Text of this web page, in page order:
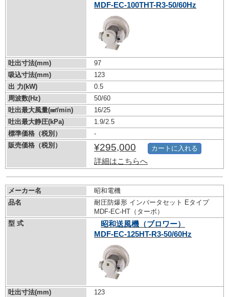
MDF-EC-100THT-R3-50/60Hz
吐出寸法(mm)
97
吸込寸法(mm)
123
出 力(kW)
0.5
周波数(Hz)
50/60
吐出最大風量(㎣/min)
16/25
吐出最大静圧(kPa)
1.9/2.5
標準価格（税別）
-
販売価格（税別）
¥295,000
詳細はこちらへ
カートに入れる
メーカー名
昭和電機
品名
耐圧防爆形 インバータセット Eタイプ
MDF-EC-HT（ターボ）
型 式
昭和送風機（ブロワー）
MDF-EC-125HT-R3-50/60Hz
吐出寸法(mm)
123